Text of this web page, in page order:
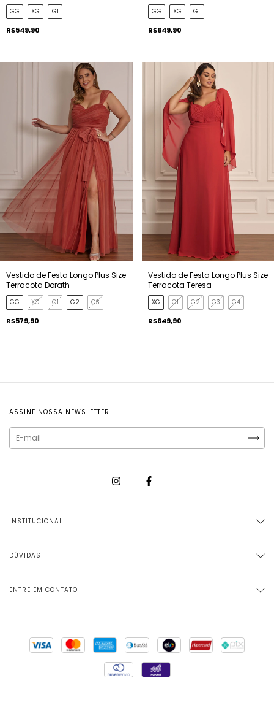
GG XG G1
R$549,90
GG XG G1
R$649,90
Vestido de Festa Longo Plus Size
Terracota Dorath
GG XG G1 G2 G3
R$579,90
Vestido de Festa Longo Plus Size
Terracota Teresa
XG G1 G2 G3 G4
R$649,90
ASSINE NOSSA NEWSLETTER
INSTITUCIONAL
DÚVIDAS
ENTRE EM CONTATO